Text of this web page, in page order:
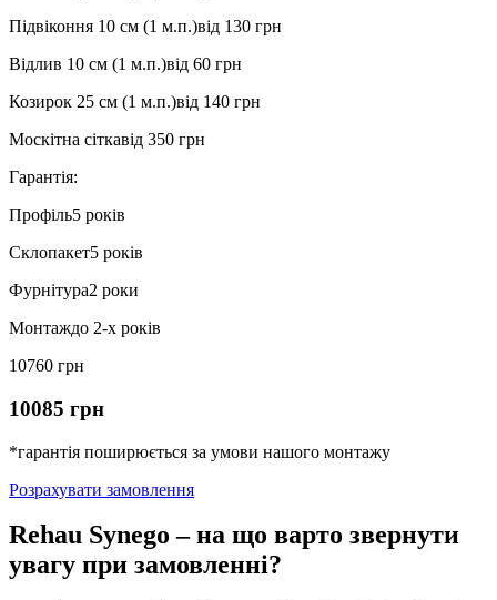
Підвіконня 10 см (1 м.п.)від 130 грн
Відлив 10 см (1 м.п.)від 60 грн
Козирок 25 см (1 м.п.)від 140 грн
Москітна сіткавід 350 грн
Гарантія:
Профіль5 років
Склопакет5 років
Фурнітура2 роки
Монтаждо 2-х років
10760 грн
10085 грн
*гарантія поширюється за умови нашого монтажу
Розрахувати замовлення
Rehau Synego – на що варто звернути
увагу при замовленні?